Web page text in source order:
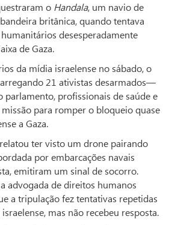
o Handala, um navio de
britânica, quando tentava
desesperadamente
de Gaza.
da mídia israelense no sábado, o
21 ativistas desarmados—
profissionais de saúde e
para romper o bloqueio quase
a Gaza.
ter visto um drone pairando
por embarcações navais
emitiram um sinal de socorro.
advogada de direitos humanos
a tripulação fez tentativas repetidas
mas não recebeu resposta.